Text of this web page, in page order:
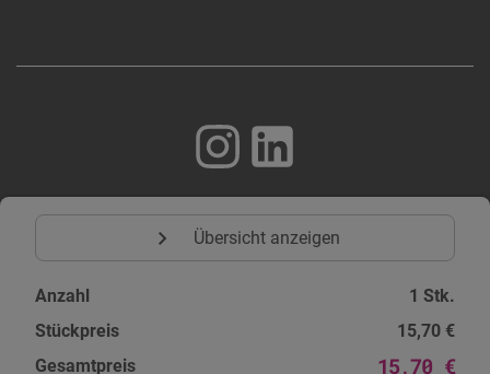
expand_more Übersicht anzeigen
Anzahl
1 Stk.
Stückpreis
15,70 €
Gesamtpreis
15,70 €
Cookie Einstellungen
© 1996 - 2026 | Schweizer International s.r.o | Alle Rechte